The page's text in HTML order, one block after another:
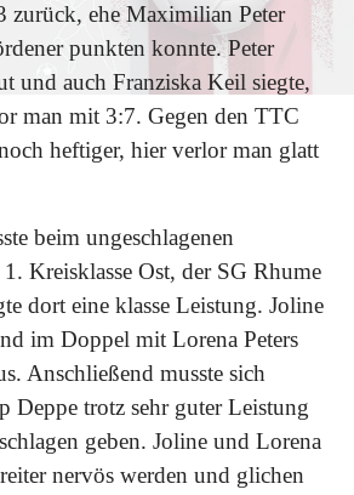
zurück, ehe Maximilian Peter
punkten konnte. Peter
und auch Franziska Keil siegte,
man mit 3:7. Gegen den TTC
heftiger, hier verlor man glatt
beim ungeschlagenen
Kreisklasse Ost, der SG Rhume
dort eine klasse Leistung. Joline
im Doppel mit Lorena Peters
Anschließend musste sich
Deppe trotz sehr guter Leistung
geben. Joline und Lorena
nervös werden und glichen